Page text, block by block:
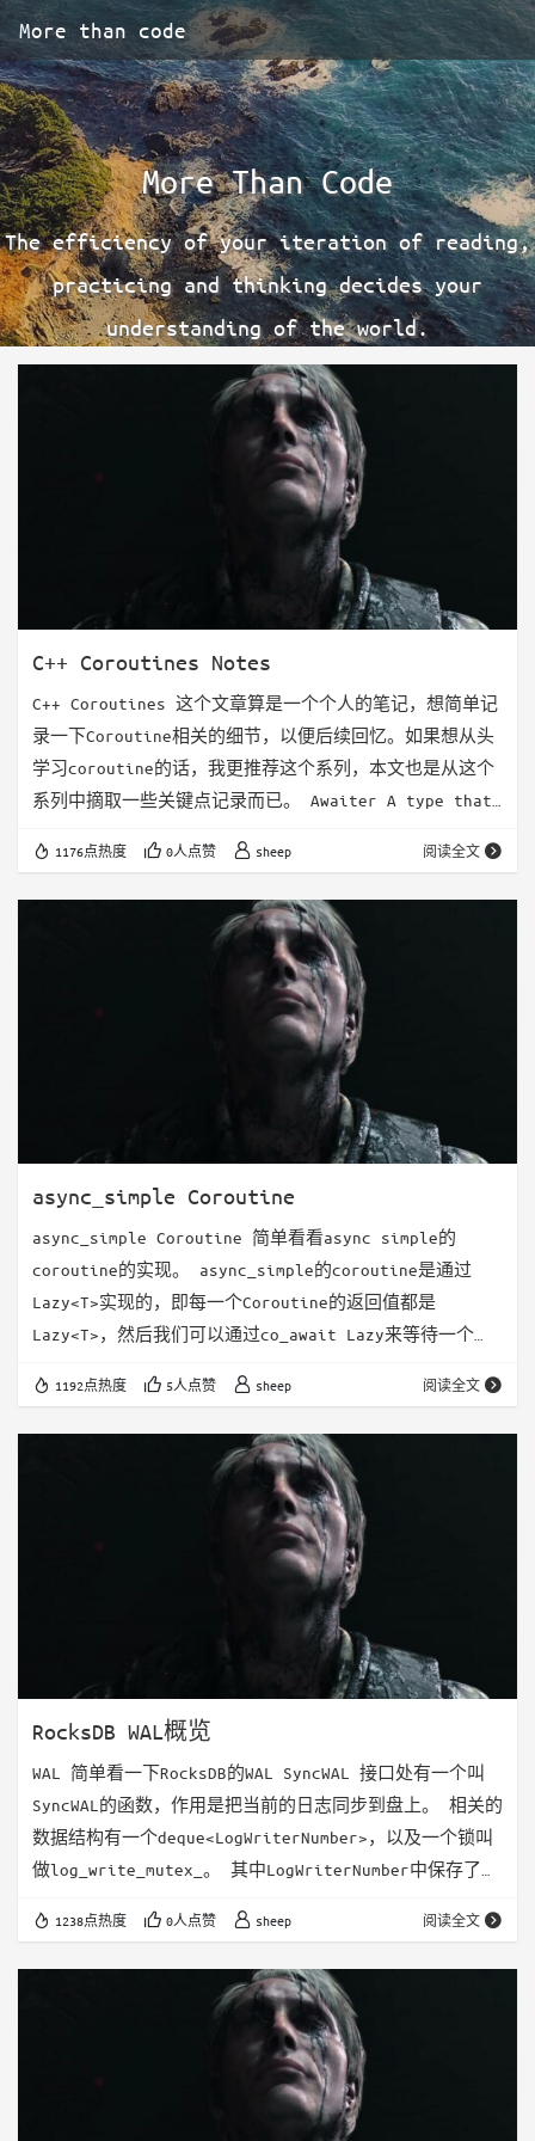
More than code
More Than Code
The efficiency of your iteration of reading,
practicing and thinking decides your
understanding of the world.
C++ Coroutines Notes
C++ Coroutines 这个文章算是一个个人的笔记，想简单记
录一下Coroutine相关的细节，以便后续回忆。如果想从头
学习coroutine的话，我更推荐这个系列，本文也是从这个
系列中摘取一些关键点记录而已。 Awaiter A type that
Awaitable type. An Awaiter type is a type that
implements the three special methods tha…
1176点热度 0人点赞 sheep 阅读全文
async_simple Coroutine
async_simple Coroutine 简单看看async simple的
coroutine的实现。 async_simple的coroutine是通过
Lazy<T>实现的，即每一个Coroutine的返回值都是
Lazy<T>，然后我们可以通过co_await Lazy来等待一个
是Lazy是怎么开始执行一个coroutine的，即关注Lazy的
promise_type，另一个就是在coroutine内去co_await一
1192点热度 5人点赞 sheep 阅读全文
RocksDB WAL概览
WAL 简单看一下RocksDB的WAL SyncWAL 接口处有一个叫
SyncWAL的函数，作用是把当前的日志同步到盘上。 相关的
数据结构有一个deque<LogWriterNumber>，以及一个锁叫
做log_write_mutex_。 其中LogWriterNumber中保存了
在进行Sync的标记，以及pre_sync_size，代表在调用Sync
之前的已经写入当前日志的数据大小，这里注释是说这个值
1238点热度 0人点赞 sheep 阅读全文